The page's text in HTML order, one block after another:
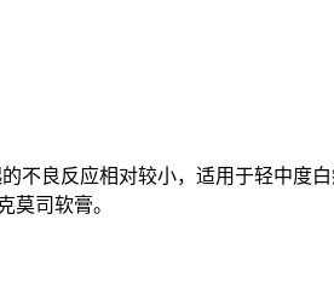
不良反应相对较小，适用于轻中度
莫司软膏。